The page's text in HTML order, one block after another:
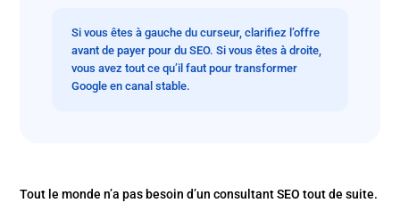
Si vous êtes à gauche du curseur, clarifiez l’offre
avant de payer pour du SEO. Si vous êtes à droite,
vous avez tout ce qu’il faut pour transformer
Google en canal stable.
Tout le monde n’a pas besoin d’un consultant SEO tout de suite.